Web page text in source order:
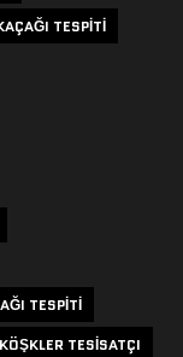
TESPITI
TESPITI
TESISATÇI